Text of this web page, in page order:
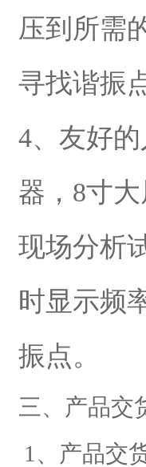
压到所需
寻找谐振
4、友好
器，8寸
现场分析
时显示频
振点。
三、产品交
1、产品交